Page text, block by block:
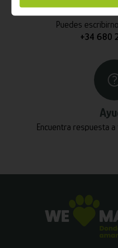
Puedes
+34 680
Encuentra respuesta